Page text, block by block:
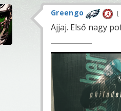
Greengo
Ajjaj. Első nagy